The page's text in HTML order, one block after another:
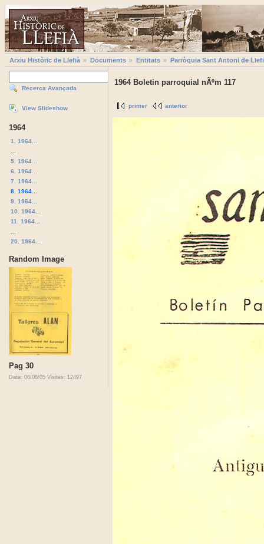
Arxiu Històric de Llefià Documents Entitats Parròquia Sant Antoni de
Recerca Avançada
View Slideshow
1964
1. 1964...
5. 1964...
6. 1964...
7. 1964...
8. 1964...
9. 1964...
10. 1964...
11. 1964...
20. 1964...
Random Image
Pag 30
Data: 06/08/05 Visites: 12497
1964 Boletin parroquial nÃºm 117
primer anterior